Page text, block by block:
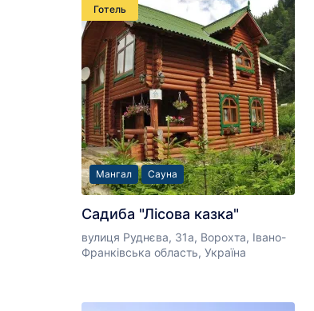
Готель
Мангал Сауна
Садиба "Лісова казка"
вулиця Руднєва, 31а, Ворохта, Івано-
Франківська область, Україна